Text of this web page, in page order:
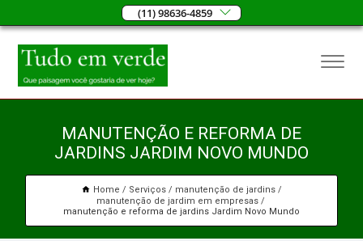
(11) 98636-4859
MANUTENÇÃO E REFORMA DE
JARDINS JARDIM NOVO MUNDO
Home Serviços
manutenção de jardins
manutenção de jardim em empresas
manutenção e reforma de jardins Jardim Novo Mundo